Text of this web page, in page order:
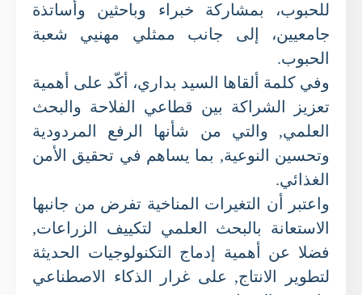
للحبوب، بمشاركة خبراء وباحثين وأساتذة
جامعيين، إلى جانب ممثلي مهنيي شعبة
الحبوب.
وفي كلمة ألقاها السيد بداري، أكّد على أهمية
تعزيز الشراكة بين قطاعي الفلاحة والبحث
العلمي, والتي من شأنها الرفع المردودية
وتحسين النوعية, بما يساهم في تحقيق الأمن
الغذائي.
واعتبر أن التغيرات المناخية تفرض من جانبها
الاستعانة بالبحث العلمي لتكييف الزراعات,
فضلا عن أهمية إدماج التكنولوجيات الحديثة
لتطوير الانتاج, على غرار الذكاء الاصطناعي